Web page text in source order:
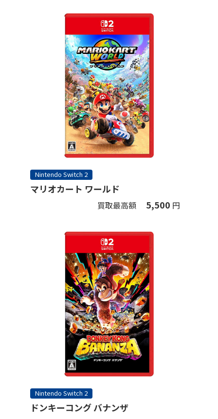
Nintendo Switch 2
マリオカート ワールド
買取最高額 5,500 円
Nintendo Switch 2
ドンキーコング バナンザ